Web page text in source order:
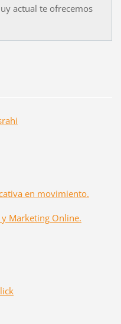
actual te ofrecemos
en movimiento.
y Marketing Online.